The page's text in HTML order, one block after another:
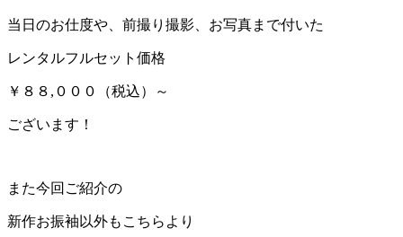
当日のお仕度や、前撮り撮影、お写真まで付いた
レンタルフルセット価格
￥８８,０００（税込）～
ございます！
また今回ご紹介の
新作お振袖以外もこちらより